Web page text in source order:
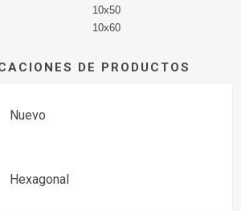
10x50
10x60
DE PRODUCTOS
Nuevo
Hexagonal